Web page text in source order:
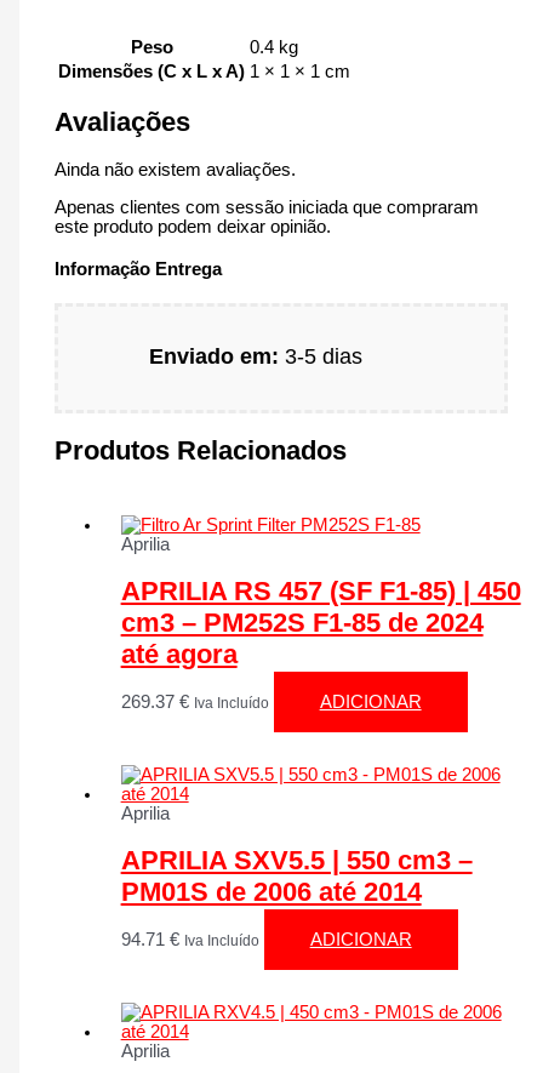
Peso
0.4 kg
Dimensões (C x L x A) 1 × 1 × 1 cm
Avaliações
Ainda não existem avaliações.
Apenas clientes com sessão iniciada que compraram
este produto podem deixar opinião.
Informação Entrega
Enviado em: 3-5 dias
Produtos Relacionados
Aprilia
APRILIA RS 457 (SF F1-85) | 450
cm3 – PM252S F1-85 de 2024
até agora
269.37 € Iva Incluído ADICIONAR
Aprilia
APRILIA SXV5.5 | 550 cm3 –
PM01S de 2006 até 2014
94.71 € Iva Incluído ADICIONAR
Aprilia